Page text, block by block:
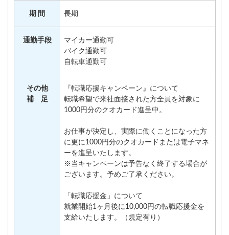
期 間 長期
通勤手段
マイカー通勤可
バイク通勤可
自転車通勤可
その他
補 足
『転職応援キャンペーン』について
転職希望で来社面接された方全員を対象に
1000円分のクオカード進呈中。
お仕事が決定し、実際に働くことになった方
に更に1000円分のクオカードまたは電子マネ
ーを進呈いたします。
※当キャンペーンは予告なく終了する場合が
ございます。予めご了承ください。
「転職応援金」について
就業開始1ヶ月後に10,000円の転職応援金を
支給いたします。（規定有り）